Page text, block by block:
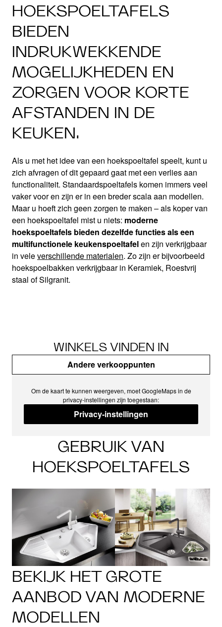
HOEKSPOELTAFELS
BIEDEN
INDRUKWEKKENDE
MOGELIJKHEDEN EN
ZORGEN VOOR KORTE
AFSTANDEN IN DE
KEUKEN.
Als u met het idee van een hoekspoeltafel speelt, kunt u
zich afvragen of dit gepaard gaat met een verlies aan
functionaliteit. Standaardspoeltafels komen immers veel
vaker voor en zijn er in een breder scala aan modellen.
Maar u hoeft zich geen zorgen te maken – als koper van
een hoekspoeltafel mist u niets: moderne
hoekspoeltafels bieden dezelfde functies als een
multifunctionele keukenspoeltafelen zijn verkrijgbaar
in veleverschillende materialen. Zo zijn er bijvoorbeeld
hoekspoelbakken verkrijgbaar in Keramiek, Roestvrij
staal of Silgranit.
WINKELS VINDEN IN
Andere verkooppunten
Om de kaart te kunnen weergeven, moet GoogleMaps in de
privacy-instellingen zijn toegestaan:
Privacy-instellingen
GEBRUIK VAN
HOEKSPOELTAFELS
BEKIJK HET GROTE
AANBOD VAN MODERNE
MODELLEN